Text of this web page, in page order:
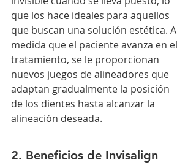
que los hace ideales para aquellos
que buscan una solución estética. A
medida que el paciente avanza en el
tratamiento, se le proporcionan
nuevos juegos de alineadores que
adaptan gradualmente la posición
de los dientes hasta alcanzar la
alineación deseada.
2. Beneficios de Invisalign